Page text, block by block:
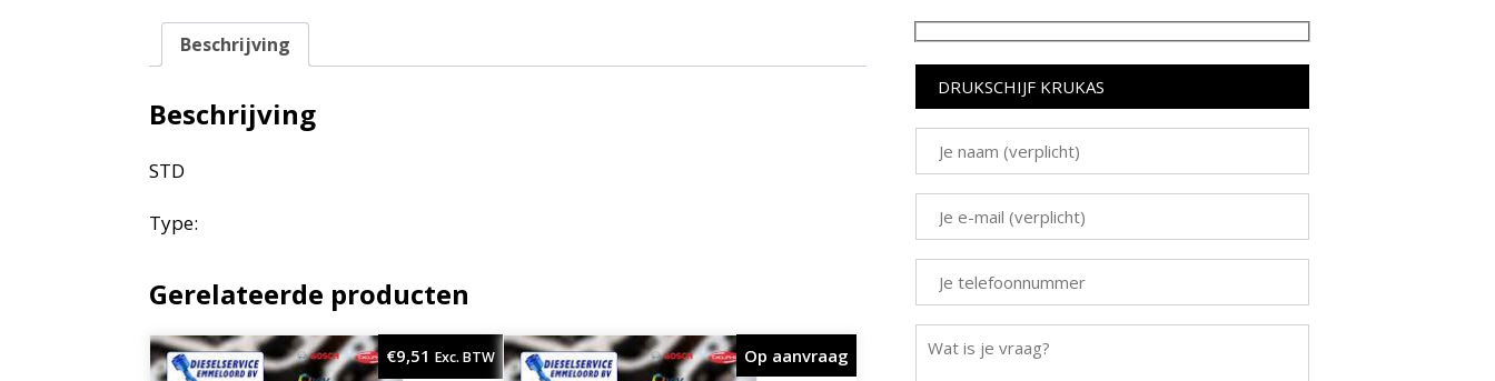
Beschrijving
Beschrijving
STD
Type:
Gerelateerde producten
€9,51 Exc. BTW Op aanvraag